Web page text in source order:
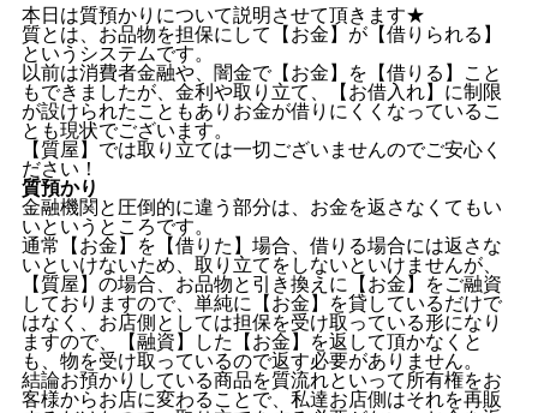
本日は質預かりについて説明させて頂きます★
質とは、お品物を担保にして【お金】が【借りられる】
というシステムです。
以前は消費者金融や、闇金で【お金】を【借りる】こと
もできましたが、金利や取り立て、【お借入れ】に制限
が設けられたこともありお金が借りにくくなっているこ
とも現状でございます。
【質屋】では取り立ては一切ございませんのでご安心く
ださい！
質預かり
金融機関と圧倒的に違う部分は、お金を返さなくてもい
いというところです。
通常【お金】を【借りた】場合、借りる場合には返さな
いといけないため、取り立てをしないといけませんが、
【質屋】の場合、お品物と引き換えに【お金】をご融資
しておりますので、単純に【お金】を貸しているだけで
はなく、お店側としては担保を受け取っている形になり
ますので、【融資】した【お金】を返して頂かなくと
も、物を受け取っているので返す必要がありません。
結論お預かりしている商品を質流れといって所有権をお
客様からお店に変わることで、私達お店側はそれを再販